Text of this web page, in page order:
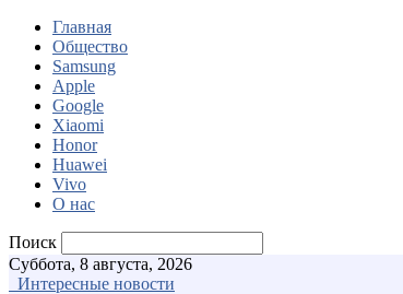
Главная
Общество
Samsung
Apple
Google
Xiaomi
Honor
Huawei
Vivo
О нас
Поиск
Суббота, 8 августа, 2026
Интересные новости